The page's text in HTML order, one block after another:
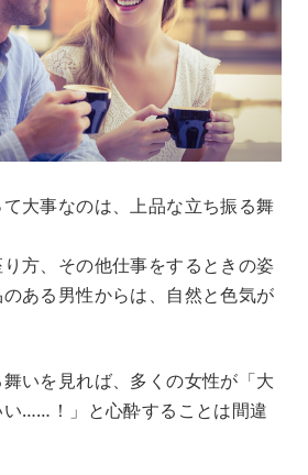
大事なのは、上品な立ち振る舞
方、その他仕事をするときの姿
ある男性からは、自然と色気が
いを見れば、多くの女性が「大
い……！」と心酔することは間違